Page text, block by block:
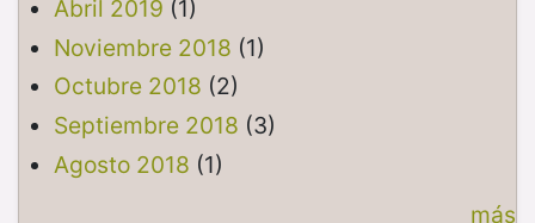
Abril 2019 (1)
Noviembre 2018 (1)
Octubre 2018 (2)
Septiembre 2018 (3)
Agosto 2018 (1)
más